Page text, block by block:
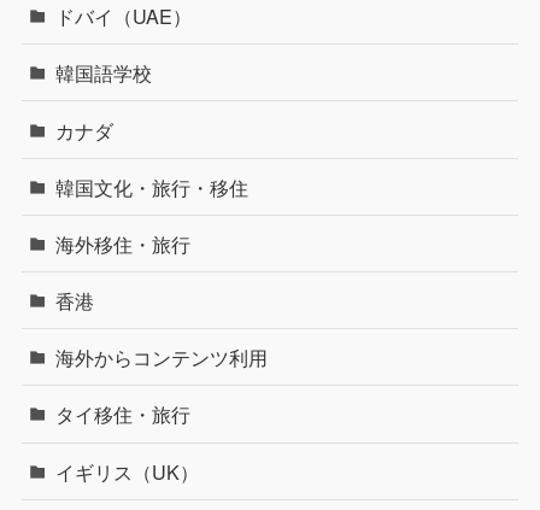
ドバイ（UAE）
韓国語学校
カナダ
韓国文化・旅行・移住
海外移住・旅行
香港
海外からコンテンツ利用
タイ移住・旅行
イギリス（UK）